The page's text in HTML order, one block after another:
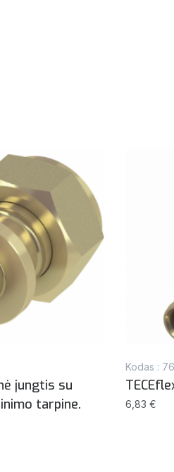
jungtis su
tarpine.
Kodas :
6,83 €